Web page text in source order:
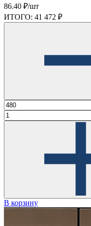
86.40 ₽/шт
ИТОГО: 41 472 ₽
В корзину